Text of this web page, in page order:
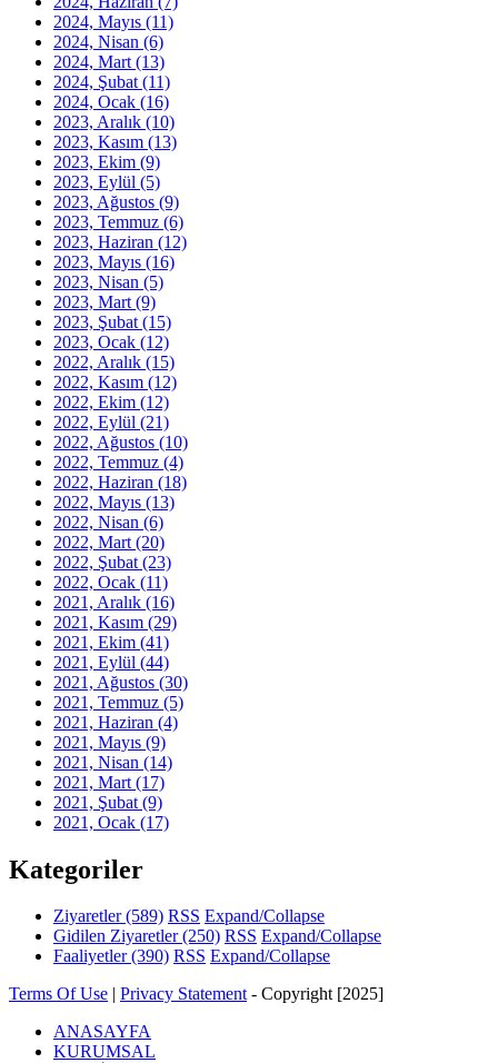
2024, Mayıs (11)
2024, Nisan (6)
2024, Mart (13)
2024, Şubat (11)
2024, Ocak (16)
2023, Aralık (10)
2023, Kasım (13)
2023, Ekim (9)
2023, Eylül (5)
2023, Ağustos (9)
2023, Temmuz (6)
2023, Haziran (12)
2023, Mayıs (16)
2023, Nisan (5)
2023, Mart (9)
2023, Şubat (15)
2023, Ocak (12)
2022, Aralık (15)
2022, Kasım (12)
2022, Ekim (12)
2022, Eylül (21)
2022, Ağustos (10)
2022, Temmuz (4)
2022, Haziran (18)
2022, Mayıs (13)
2022, Nisan (6)
2022, Mart (20)
2022, Şubat (23)
2022, Ocak (11)
2021, Aralık (16)
2021, Kasım (29)
2021, Ekim (41)
2021, Eylül (44)
2021, Ağustos (30)
2021, Temmuz (5)
2021, Haziran (4)
2021, Mayıs (9)
2021, Nisan (14)
2021, Mart (17)
2021, Şubat (9)
2021, Ocak (17)
Kategoriler
Ziyaretler(589) RSS Expand/Collapse
Gidilen Ziyaretler(250) RSS Expand/Collapse
Faaliyetler(390) RSS Expand/Collapse
Terms Of Use | Privacy Statement- Copyright [2025]
ANASAYFA
KURUMSAL